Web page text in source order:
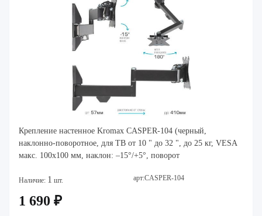
Крепление настенное Kromax CASPER-104 (черный,
наклонно-поворотное, для ТВ от 10 " до 32 ", до 25 кг, VESA
макс. 100x100 мм, наклон: –15°/+5°, поворот
Наличие: 1 шт. арт:CASPER-104
1 690 ₽